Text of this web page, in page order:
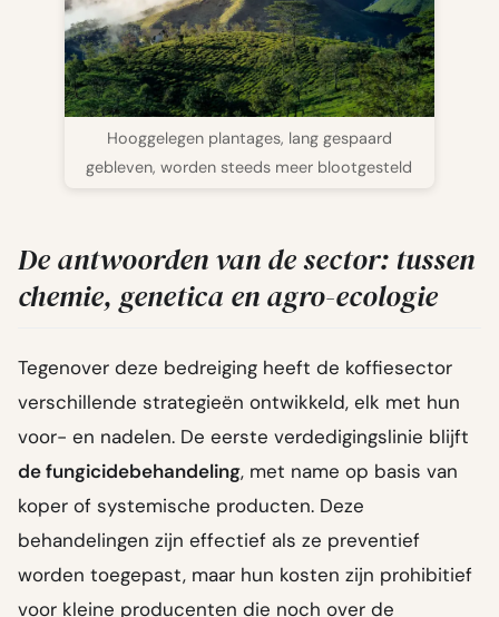
Hooggelegen plantages, lang gespaard
gebleven, worden steeds meer blootgesteld
De antwoorden van de sector: tussen
chemie, genetica en agro-ecologie
Tegenover deze bedreiging heeft de koffiesector
verschillende strategieën ontwikkeld, elk met hun
voor- en nadelen. De eerste verdedigingslinie blijft
de fungicidebehandeling, met name op basis van
koper of systemische producten. Deze
behandelingen zijn effectief als ze preventief
worden toegepast, maar hun kosten zijn prohibitief
voor kleine producenten die noch over de